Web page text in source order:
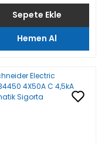
Sepete Ekle
Hemen Al